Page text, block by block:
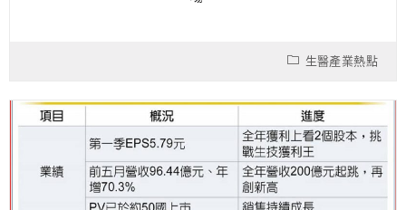
生醫產業熱點